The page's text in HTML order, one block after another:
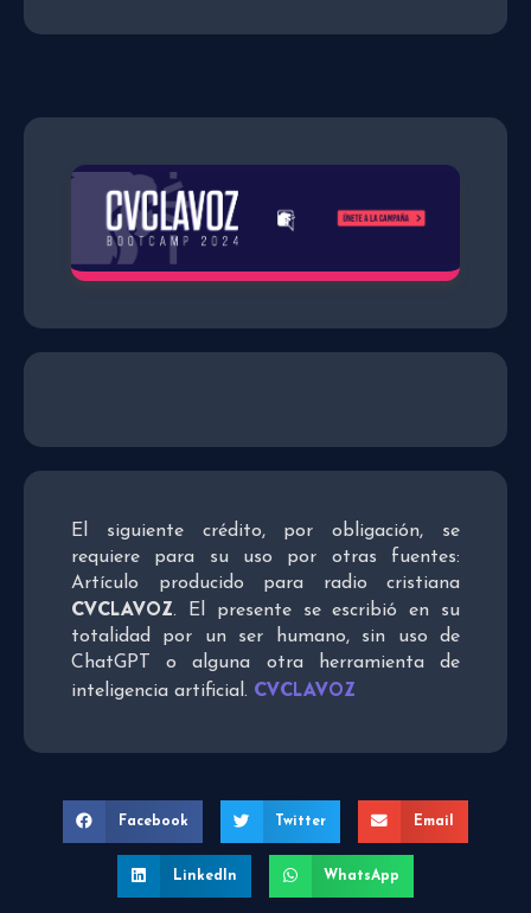
El siguiente crédito, por obligación, se
requiere para su uso por otras fuentes:
Artículo producido para radio cristiana
CVCLAVOZ. El presente se escribió en su
totalidad por un ser humano, sin uso de
ChatGPT o alguna otra herramienta de
inteligencia artificial. CVCLAVOZ
Facebook Twitter Email
LinkedIn WhatsApp